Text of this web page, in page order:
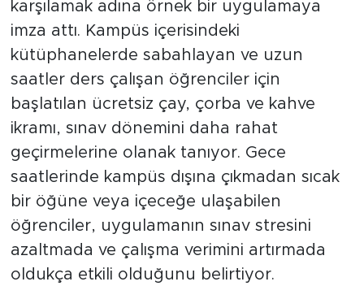
karşılamak adına örnek bir uygulamaya
imza attı. Kampüs içerisindeki
kütüphanelerde sabahlayan ve uzun
saatler ders çalışan öğrenciler için
başlatılan ücretsiz çay, çorba ve kahve
ikramı, sınav dönemini daha rahat
geçirmelerine olanak tanıyor. Gece
saatlerinde kampüs dışına çıkmadan sıcak
bir öğüne veya içeceğe ulaşabilen
öğrenciler, uygulamanın sınav stresini
azaltmada ve çalışma verimini artırmada
oldukça etkili olduğunu belirtiyor.